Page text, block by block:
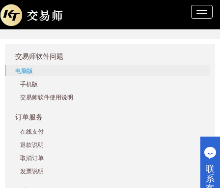
导
交易师软件问题
电脑版
手机版
交易师软件使用说明
订单服务
在线支付
退款说明
取消订单
发票说明
联
系